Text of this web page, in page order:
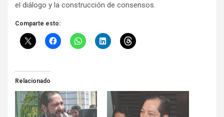
el diálogo y la construcción de consensos.
Comparte esto:
Relacionado